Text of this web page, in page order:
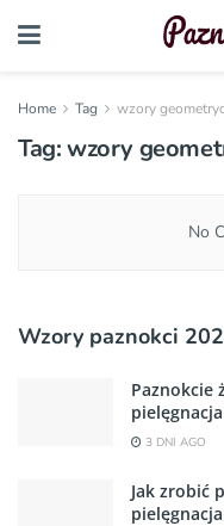
Home Tag wzory
Tag:wzory
No
Wzory paznokci
Paznokcie
3 DNI AGO
Jak zrobić